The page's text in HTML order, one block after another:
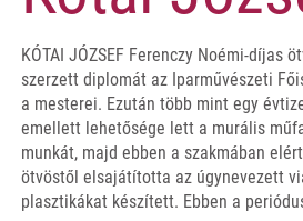
KÓTAI JÓZSEF Ferenczy Noémi-díjas
szerzett diplomát az Iparművészeti
a mesterei. Ezután több mint egy
emellett lehetősége lett a murális
munkát, majd ebben a szakmában
ötvöstől elsajátította az úgynevezett
plasztikákat készített. Ebben a